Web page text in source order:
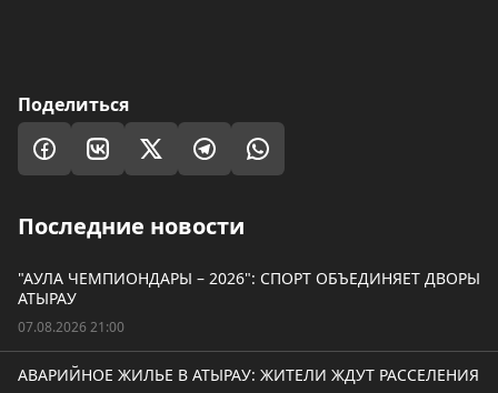
Поделиться
Последние новости
"АУЛА ЧЕМПИОНДАРЫ – 2026": СПОРТ ОБЪЕДИНЯЕТ ДВОРЫ
АТЫРАУ
07.08.2026 21:00
АВАРИЙНОЕ ЖИЛЬЕ В АТЫРАУ: ЖИТЕЛИ ЖДУТ РАССЕЛЕНИЯ